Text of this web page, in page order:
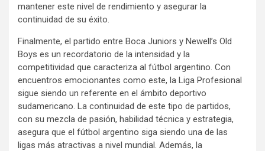
mantener este nivel de rendimiento y asegurar la
continuidad de su éxito.
Finalmente, el partido entre Boca Juniors y Newell’s Old
Boys es un recordatorio de la intensidad y la
competitividad que caracteriza al fútbol argentino. Con
encuentros emocionantes como este, la Liga Profesional
sigue siendo un referente en el ámbito deportivo
sudamericano. La continuidad de este tipo de partidos,
con su mezcla de pasión, habilidad técnica y estrategia,
asegura que el fútbol argentino siga siendo una de las
ligas más atractivas a nivel mundial. Además, la